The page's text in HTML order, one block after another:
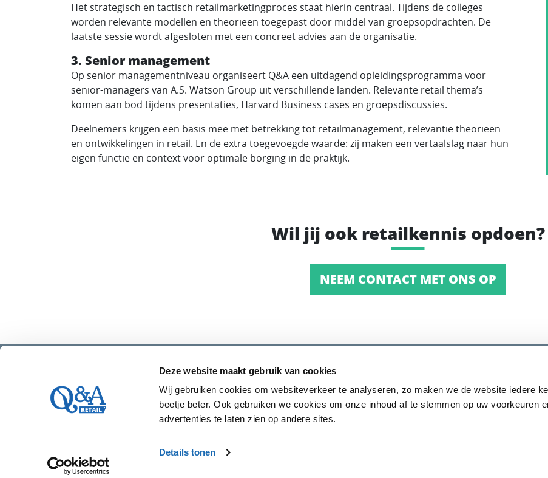
Deze website maakt gebruik van cookies
Wij gebruiken cookies om websiteverkeer te analyseren, zo maken we de website iedere
beetje beter. Ook gebruiken we cookies om onze inhoud af te stemmen op uw voorkeuren
advertenties te laten zien op andere sites.
Details tonen
Het strategisch en tactisch retailmarketingproces staat hierin centraal. Tijdens de colleges
worden relevante modellen en theorieën toegepast door middel van groepsopdrachten. De
laatste sessie wordt afgesloten met een concreet advies aan de organisatie.
3. Senior management
Op senior managementniveau organiseert Q&A een uitdagend opleidingsprogramma voor
senior-managers van A.S. Watson Group uit verschillende landen. Relevante retail thema’s
komen aan bod tijdens presentaties, Harvard Business cases en groepsdiscussies.
Deelnemers krijgen een basis mee met betrekking tot retailmanagement, relevantie theorieen
en ontwikkelingen in retail. En de extra toegevoegde waarde: zij maken een vertaalslag naar hun
eigen functie en context voor optimale borging in de praktijk.
Wil jij ook retailkennis opdoen?
NEEM CONTACT MET ONS OP
Algemene voorwaarden